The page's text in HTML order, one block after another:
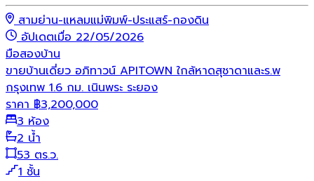
สามย่าน-แหลมแม่พิมพ์-ประแสร์-กองดิน
อัปเดตเมื่อ 22/05/2026
มือสองบ้าน
ขายบ้านเดี่ยว อภิทาวน์ APITOWN ใกล้หาดสุชาดาและร.พ
กรุงเทพ 1.6 กม. เนินพระ ระยอง
ราคา ฿3,200,000
3 ห้อง
2 น้ำ
53 ตร.ว.
1 ชั้น